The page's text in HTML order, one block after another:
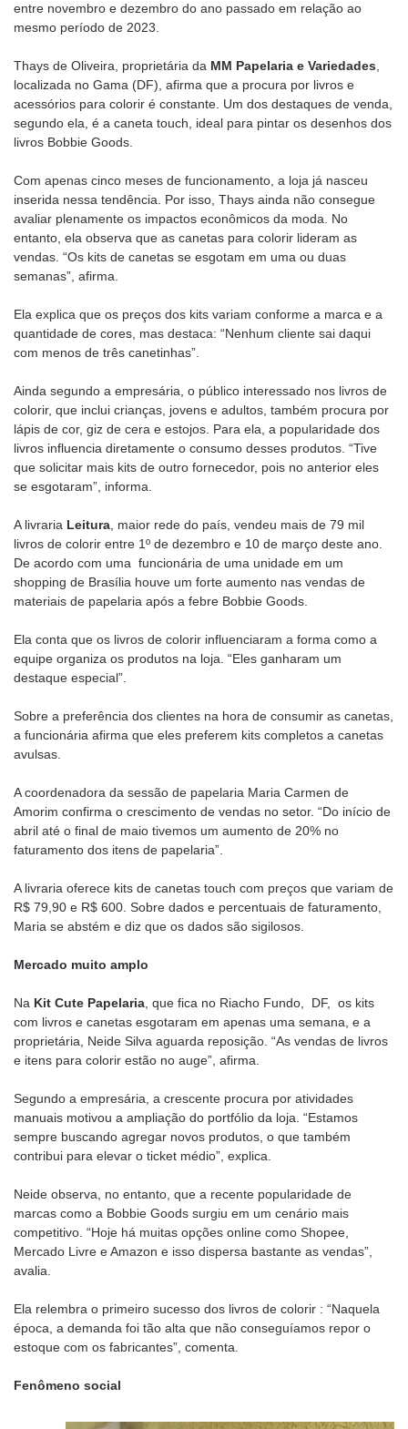
entre novembro e dezembro do ano passado em relação ao
mesmo período de 2023.
Thays de Oliveira, proprietária da MM Papelaria e Variedades,
localizada no Gama (DF), afirma que a procura por livros e
acessórios para colorir é constante. Um dos destaques de venda,
segundo ela, é a caneta touch, ideal para pintar os desenhos dos
livros Bobbie Goods.
Com apenas cinco meses de funcionamento, a loja já nasceu
inserida nessa tendência. Por isso, Thays ainda não consegue
avaliar plenamente os impactos econômicos da moda. No
entanto, ela observa que as canetas para colorir lideram as
vendas. “Os kits de canetas se esgotam em uma ou duas
semanas”, afirma.
Ela explica que os preços dos kits variam conforme a marca e a
quantidade de cores, mas destaca: “Nenhum cliente sai daqui
com menos de três canetinhas”.
Ainda segundo a empresária, o público interessado nos livros de
colorir, que inclui crianças, jovens e adultos, também procura por
lápis de cor, giz de cera e estojos. Para ela, a popularidade dos
livros influencia diretamente o consumo desses produtos. “Tive
que solicitar mais kits de outro fornecedor, pois no anterior eles
se esgotaram”, informa.
A livraria Leitura, maior rede do país, vendeu mais de 79 mil
livros de colorir entre 1º de dezembro e 10 de março deste ano.
De acordo com uma funcionária de uma unidade em um
shopping de Brasília houve um forte aumento nas vendas de
materiais de papelaria após a febre Bobbie Goods.
Ela conta que os livros de colorir influenciaram a forma como a
equipe organiza os produtos na loja. “Eles ganharam um
destaque especial”.
Sobre a preferência dos clientes na hora de consumir as canetas,
a funcionária afirma que eles preferem kits completos a canetas
avulsas.
A coordenadora da sessão de papelaria Maria Carmen de
Amorim confirma o crescimento de vendas no setor. “Do início de
abril até o final de maio tivemos um aumento de 20% no
faturamento dos itens de papelaria”.
A livraria oferece kits de canetas touch com preços que variam de
R$ 79,90 e R$ 600. Sobre dados e percentuais de faturamento,
Maria se abstém e diz que os dados são sigilosos.
Mercado muito amplo
Na Kit Cute Papelaria, que fica no Riacho Fundo, DF, os kits
com livros e canetas esgotaram em apenas uma semana, e a
proprietária, Neide Silva aguarda reposição. “As vendas de livros
e itens para colorir estão no auge”, afirma.
Segundo a empresária, a crescente procura por atividades
manuais motivou a ampliação do portfólio da loja. “Estamos
sempre buscando agregar novos produtos, o que também
contribui para elevar o ticket médio”, explica.
Neide observa, no entanto, que a recente popularidade de
marcas como a Bobbie Goods surgiu em um cenário mais
competitivo. “Hoje há muitas opções online como Shopee,
Mercado Livre e Amazon e isso dispersa bastante as vendas”,
avalia.
Ela relembra o primeiro sucesso dos livros de colorir : “Naquela
época, a demanda foi tão alta que não conseguíamos repor o
estoque com os fabricantes”, comenta.
Fenômeno social